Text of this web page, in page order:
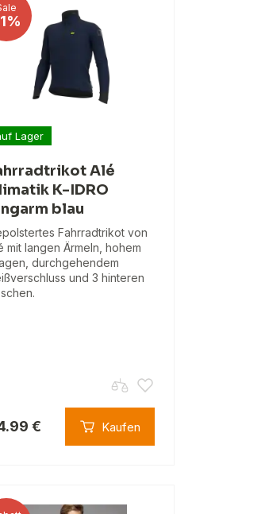
Lager
Alé
K-IDRO
blau
Fahrradtrikot von
mit langen Ärmeln, hohem
durchgehendem
und 3 hinteren
€ Kaufen